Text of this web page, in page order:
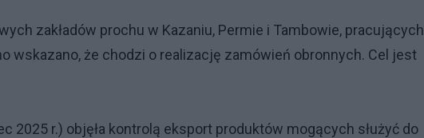
zakładów prochu w Kazaniu, Permie i Tambowie, pracujących
wskazano, że chodzi o realizację zamówień obronnych. Cel jest
2025 r.) objęła kontrolą eksport produktów mogących służyć do